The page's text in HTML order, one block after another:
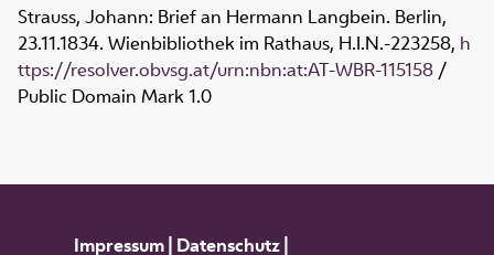
Strauss, Johann: Brief an Hermann Langbein. Berlin,
23.11.1834. Wienbibliothek im Rathaus, H.I.N.-223258, h
ttps://resolver.obvsg.at/urn:nbn:at:AT-WBR-115158 /
Public Domain Mark 1.0
Impressum| Datenschutz|